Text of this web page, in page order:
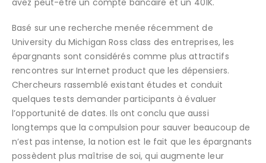
avez peut-être un compte bancaire et un 401K.
Basé sur une recherche menée récemment de
University du Michigan Ross class des entreprises, les
épargnants sont considérés comme plus attractifs
rencontres sur Internet product que les dépensiers.
Chercheurs rassemblé existant études et conduit
quelques tests demander participants à évaluer
l’opportunité de dates. Ils ont conclu que aussi
longtemps que la compulsion pour sauver beaucoup de
n’est pas intense, la notion est le fait que les épargnants
possèdent plus maîtrise de soi, qui augmente leur